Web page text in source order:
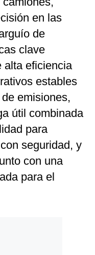
en las
de
clave
alta eficiencia
estables
emisiones,
útil combinada
para
seguridad, y
con una
para el